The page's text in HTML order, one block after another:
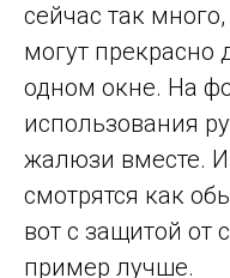
сейчас так
могут прекрасно
одном окне. На
использования
жалюзи вместе.
смотрятся как
вот с защитой от
пример лучше.